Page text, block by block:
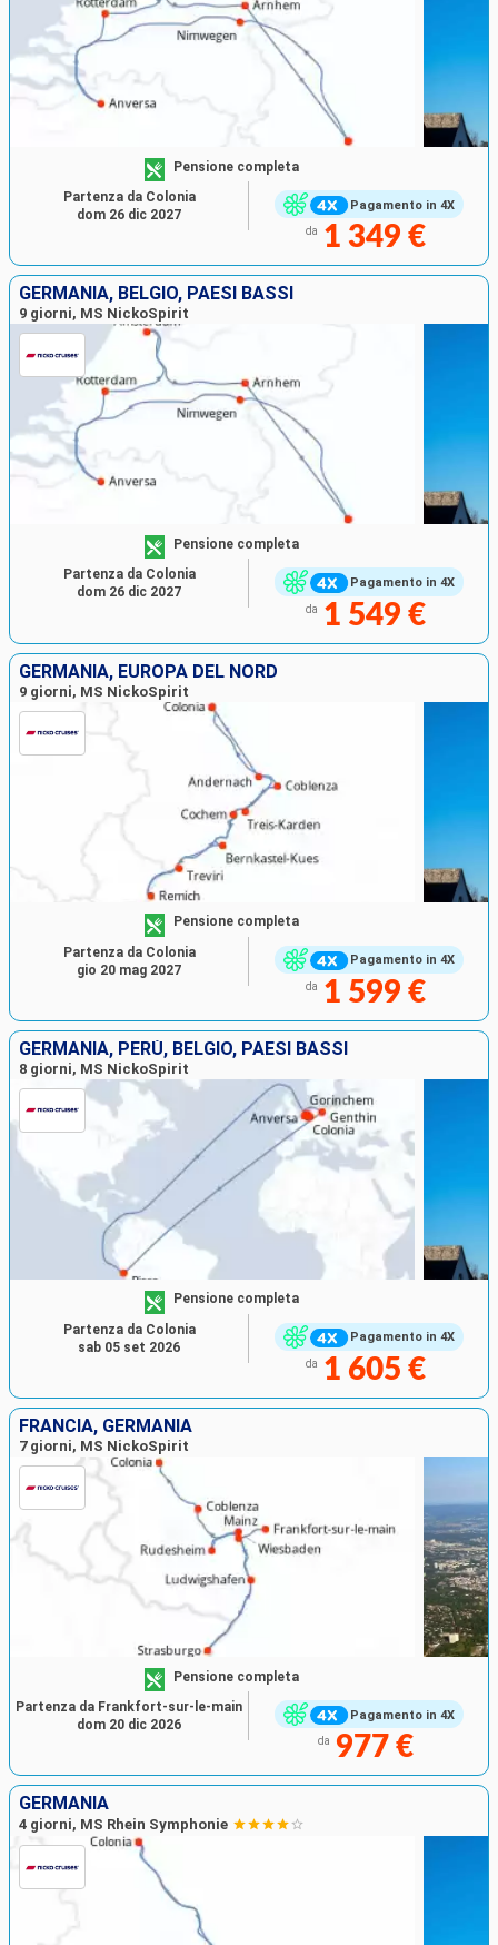
Pagamento in 4X
Pensione completa
da 1 349 €
Partenza da Colonia
dom 26 dic 2027
GERMANIA, BELGIO, PAESI BASSI
9 giorni, MS NickoSpirit
Pagamento in 4X
Pensione completa
da 1 549 €
Partenza da Colonia
dom 26 dic 2027
GERMANIA, EUROPA DEL NORD
9 giorni, MS NickoSpirit
Pagamento in 4X
Pensione completa
da 1 599 €
Partenza da Colonia
gio 20 mag 2027
GERMANIA, PERÙ, BELGIO, PAESI BASSI
8 giorni, MS NickoSpirit
Pagamento in 4X
Pensione completa
da 1 605 €
Partenza da Colonia
sab 05 set 2026
FRANCIA, GERMANIA
7 giorni, MS NickoSpirit
Pagamento in 4X
Pensione completa
da 977 €
Partenza da Frankfort-sur-le-main
dom 20 dic 2026
GERMANIA
4 giorni, MS Rhein Symphonie